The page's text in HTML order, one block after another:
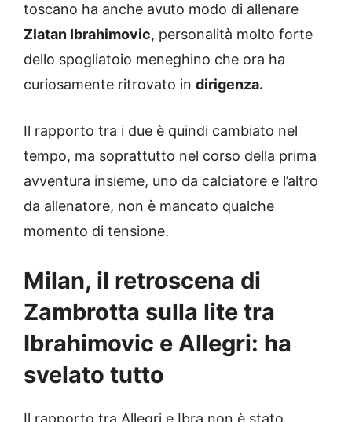
toscano ha anche avuto modo di allenare
Zlatan Ibrahimovic, personalità molto forte
dello spogliatoio meneghino che ora ha
curiosamente ritrovato in dirigenza.
Il rapporto tra i due è quindi cambiato nel
tempo, ma soprattutto nel corso della prima
avventura insieme, uno da calciatore e l’altro
da allenatore, non è mancato qualche
momento di tensione.
Milan, il retroscena di
Zambrotta sulla lite tra
Ibrahimovic e Allegri: ha
svelato tutto
Il rapporto tra Allegri e Ibra non è stato